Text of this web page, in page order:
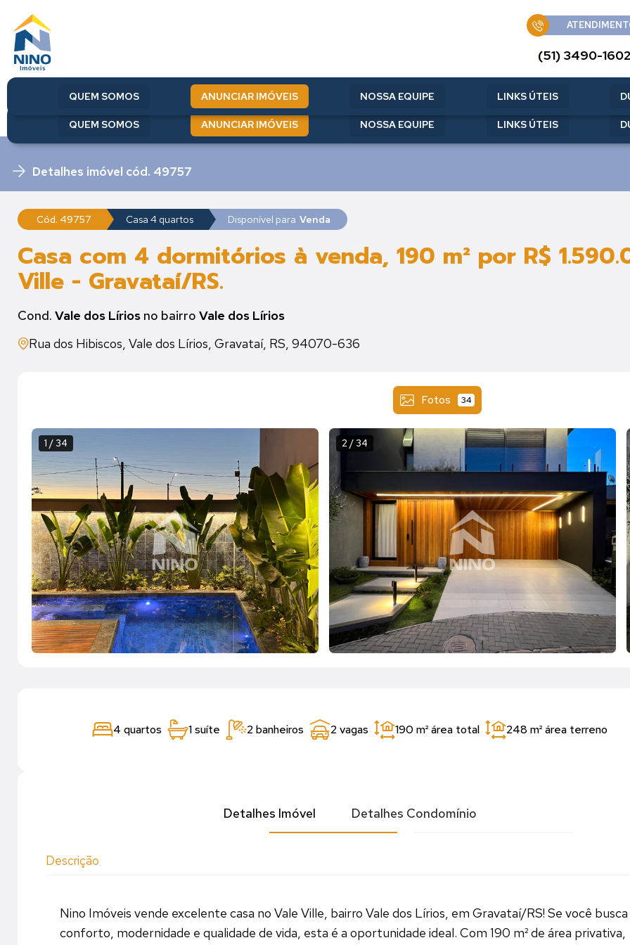
QUEM SOMOS ANUNCIAR IMÓVEIS NOSSA EQUIPE LINKS ÚTEIS
(51) 3490-1602
QUEM SOMOS ANUNCIAR IMÓVEIS NOSSA EQUIPE LINKS ÚTEIS
Detalhes imóvel cód. 49757
Cód. 49757 Casa 4 quartos Disponível para Venda
Casa com 4 dormitórios à venda, 190 m² por R$
Ville - Gravataí/RS.
Cond. Vale dos Lírios no bairro Vale dos Lírios
Rua dos Hibiscos, Vale dos Lírios, Gravataí, RS, 94070-636
Fotos 34
1 / 34 2 / 34
4 quartos 1 suíte 2 banheiros 2 vagas 190 m²área total 248 m²área terreno
Detalhes Imóvel Detalhes Condomínio
Descrição
Nino Imóveis vende excelente casa no Vale Ville, bairro Vale dos Lírios, em Gravataí/RS! Se você busca
conforto, modernidade e qualidade de vida, esta é a oportunidade ideal. Com 190 m² de área privativa,